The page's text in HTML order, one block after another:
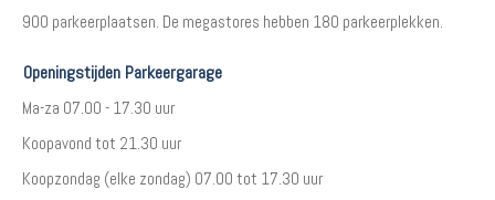
900 parkeerplaatsen. De megastores hebben 180 parkeerplekken.
Openingstijden Parkeergarage
Ma-za 07.00 - 17.30 uur
Koopavond tot 21.30 uur
Koopzondag (elke zondag) 07.00 tot 17.30 uur